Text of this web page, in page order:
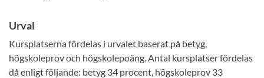
Urval
Kursplatserna fördelas i urvalet baserat på betyg,
högskoleprov och högskolepoäng. Antal kursplatser fördelas
då enligt följande: betyg 34 procent, högskoleprov 33